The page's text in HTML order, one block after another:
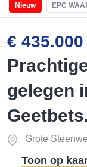
Nieuw EPC
€ 435.000
gelegen
Grote
Toon op